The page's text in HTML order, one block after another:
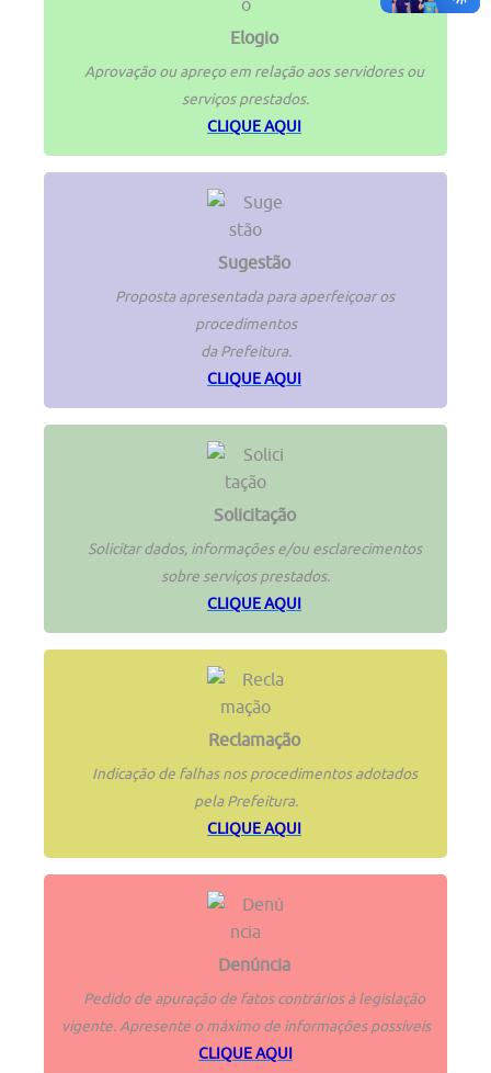
Elogio
Aprovação ou apreço em relação aos servidores ou
serviços prestados.
CLIQUE AQUI
Sugestão
Proposta apresentada para aperfeiçoar os
procedimentos
da Prefeitura.
CLIQUE AQUI
Solicitação
Solicitar dados, informações e/ou esclarecimentos
sobre serviços prestados.
CLIQUE AQUI
Reclamação
Indicação de falhas nos procedimentos adotados
pela Prefeitura.
CLIQUE AQUI
Denúncia
Pedido de apuração de fatos contrários à legislação
vigente. Apresente o máximo de informações possíveis
CLIQUE AQUI